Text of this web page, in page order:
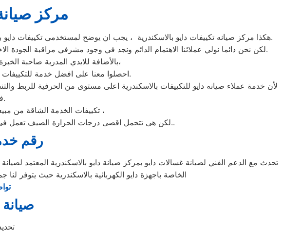
مركز
هكذا مركز صيانه تكييفات دايو بالاسكندرية ، يجب ان يوضح لمستخدمى تكييفات دايو بالاسكندرية ان كلنا يعلم مدى اهمية التكييف بالمنزل ونحن لا ندخر جهدا كي نلبي جميع طلبات الصيانه لتكييفات دايو.
لكن نحن دائما نولي عملائنا الاهتمام الدائم ونجد في وجود مشرفي مراقبة الجودة الاختيار الامثل لخروج اجهزة التكييفات سواء من مركز الصيانه لتكييفات دايو المعتمد بالاسكندرية او من منزل العميل.
بالأضافة للايدي المدربة صاحبة الخبرة في كافة اعطال تكييفات دايو بجميع موديلاتها القديم منها والحديث،
احصلوا معنا على افضل خدمة للتكييفات في الاسكندرية من خلال رقم مركز صيانه دايو المعتمد في الاسكندرية.
لأن خدمة عملاء صيانه دايو للتكييفات بالاسكندرية اعلى مستوى من الحرفية للربط
فى جميع محافظات الاسكندرية.
تكييفات الخدمة الشاقة من مبيعات تكييفات دايو الاولى فى مبيعات التكييفات فى الاسكندرية ،
لكن هى تتحمل اقصى درجات الحرارة الصيف تعمل فى اسواء الظروف باستمرارية فى التشغيل المتواصل حيث لا يضاهيها اى تكييفات اخر..
رقم
تحدث مع الدعم الفني لصيانة غسالات دايو بمركز صيانة دايو بالاسكندرية المعتمد
الخاصة باجهزة دايو الكهربائية بالاسكندرية حيث يتوفر